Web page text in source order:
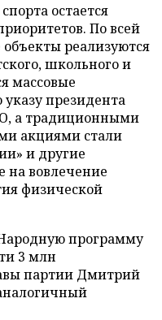
остается
По всей
объекты реализуются
школьного и
массовые
указу президента
а традиционными
акциями стали
и другие
на вовлечение
физической
программу
3 млн
партии Дмитрий